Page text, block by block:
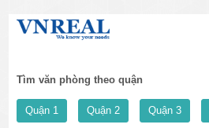
Tìm văn phòng theo quận
Quận 1 Quận 2 Quận 3